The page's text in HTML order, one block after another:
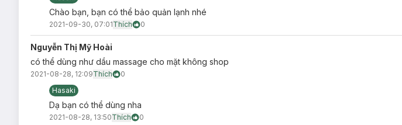
Chào bạn, bạn có thể bảo quản lạnh nhé
2021-09-30, 07:01Thích 0
Nguyễn Thị Mỹ Hoài
có thể dùng như dầu massage cho mặt không shop
2021-08-28, 12:09Thích
0
Hasaki
Dạ bạn có thể dùng nha
2021-08-28, 13:50Thích 0